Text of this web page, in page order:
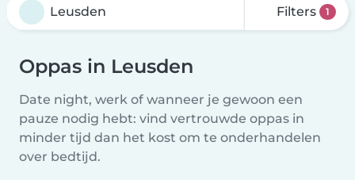
Filters 1
Oppas in Leusden
Date night, werk of wanneer je gewoon een
pauze nodig hebt: vind vertrouwde oppas in
minder tijd dan het kost om te onderhandelen
over bedtijd.